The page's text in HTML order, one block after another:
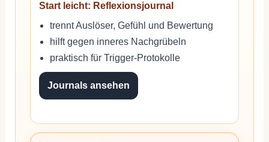
Start leicht: Reflexionsjournal
trennt Auslöser, Gefühl und Bewertung
hilft gegen inneres Nachgrübeln
praktisch für Trigger-Protokolle
Journals ansehen